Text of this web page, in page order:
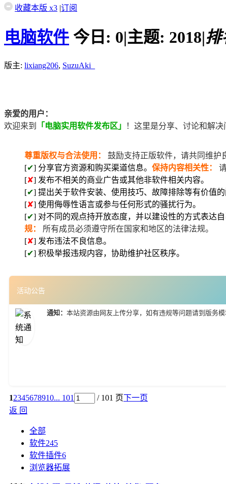
收藏本版 x3 |订阅
电脑软件 今日: 0|主题: 2018|
版主: lixiang206, SuzuAki_
亲爱的用户：
欢迎来到
「电脑实用软件发布区」 ！这里是分享、讨论和解
尊重版权与合法使用：
鼓励支持正版软件，请共同维护
[✔] 分享官方资源和购买渠道信息。 保持内容相关性：
[✘] 发布不相关的商业广告或其他非软件相关内容。
[✔] 提出关于软件安装、使用技巧、故障排除等有价值的
[✘] 使用侮辱性语言或参与任何形式的骚扰行为。
[✔] 对不同的观点持开放态度，并以建设性的方式表达自
规：
所有成员必须遵守所在国家和地区的法律法规。
[✘] 发布违法不良信息。
[✔] 积极举报违规内容，协助维护社区秩序。
活动公告
通知： 本站资源由网友上传分享，如有违规等问题请到版务
12345678910... 101 / 101 页下一页
返 回
全部
软件245
软件插件6
浏览器拓展